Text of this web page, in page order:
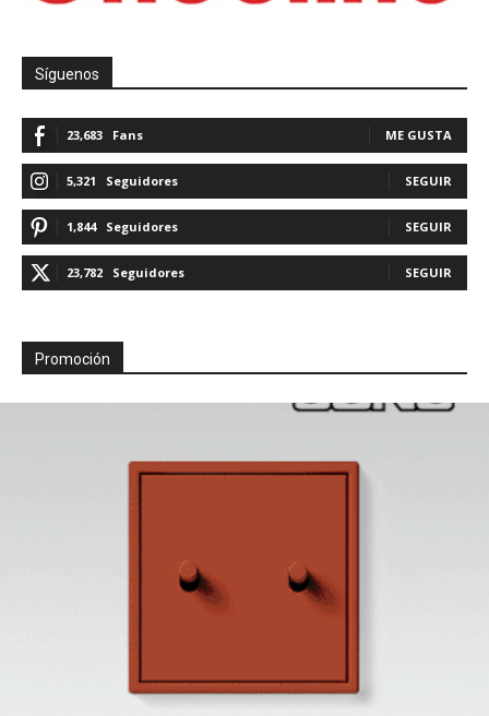
Síguenos
23,683 Fans ME GUSTA
5,321 Seguidores SEGUIR
1,844 Seguidores SEGUIR
23,782 Seguidores SEGUIR
Promoción